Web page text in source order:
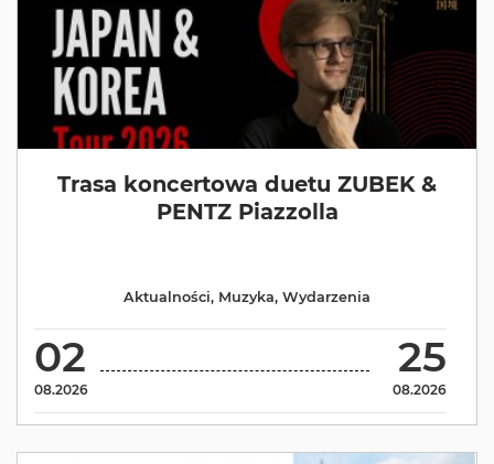
Trasa koncertowa duetu ZUBEK &
PENTZ Piazzolla
02
08.2026
25
08.2026
Aktualności, Muzyka, Wydarzenia